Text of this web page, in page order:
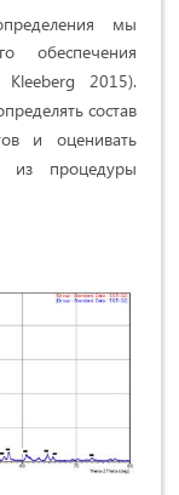
мы
обеспечения
2015).
состав
и оценивать
из процедуры